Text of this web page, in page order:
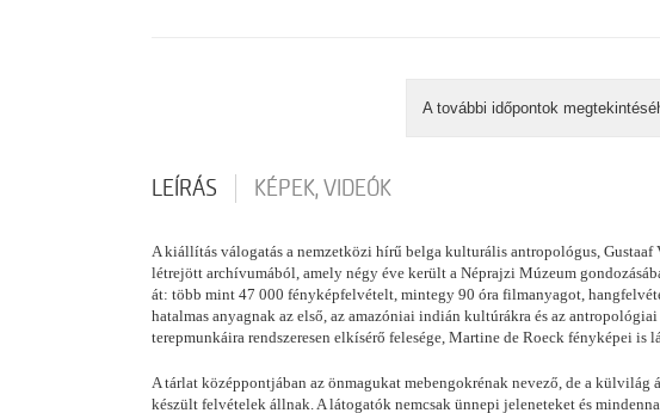
A további időpontok
LEÍRÁS KÉPEK, VIDEÓK
A kiállítás válogatás a nemzetközi hírű belga kulturális antropológus,
létrejött archívumából, amely négy éve került a Néprajzi Múzeum
át: több mint 47 000 fényképfelvételt, mintegy 90 óra filmanyagot,
hatalmas anyagnak az első, az amazóniai indián kultúrákra és az
terepmunkáira rendszeresen elkísérő felesége, Martine de Roeck fényképei is
A tárlat középpontjában az önmagukat mebengokrénak nevező, de a
készült felvételek állnak. A látogatók nemcsak ünnepi jeleneteket és